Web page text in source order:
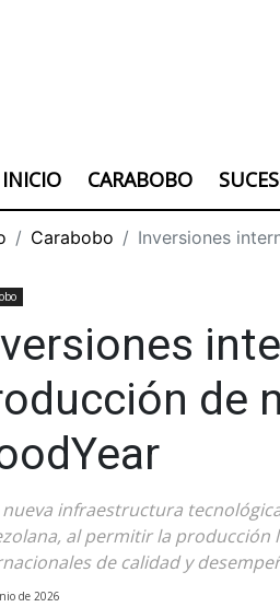
INICIO CARABOBO
Carabobo Inversiones
de
nueva infraestructura
al permitir la producción
de calidad y
de 2026